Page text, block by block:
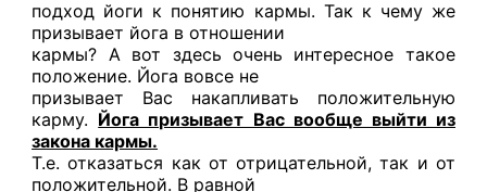
подход йоги к понятию кармы. Так к чему же
призывает йога в отношении
кармы? А вот здесь очень интересное такое
положение. Йога вовсе не
призывает Вас накапливать положительную
карму. Йога призывает Вас вообще выйти из
закона кармы.
Т.е. отказаться как от отрицательной, так и от
положительной. В равной